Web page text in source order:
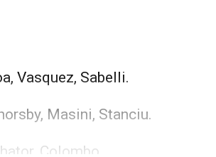
Vasquez, Sabelli.
Masini, Stanciu.
Colombo.